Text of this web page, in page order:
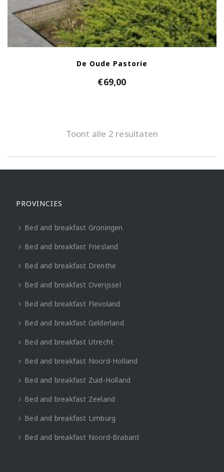
De Oude Pastorie
€69,00
Toont alle 2 resultaten
PROVINCIES
Bed and breakfast Groningen
Bed and breakfast Friesland
Bed and breakfast Drenthe
Bed and breakfast Overijssel
Bed and breakfast Flevoland
Bed and breakfast Gelderland
Bed and breakfast Utrecht
Bed and breakfast Noord-Holland
Bed and breakfast Zuid-Holland
Bed and breakfast Zeeland
Bed and breakfast Limburg
Bed and breakfast Noord-Brabant